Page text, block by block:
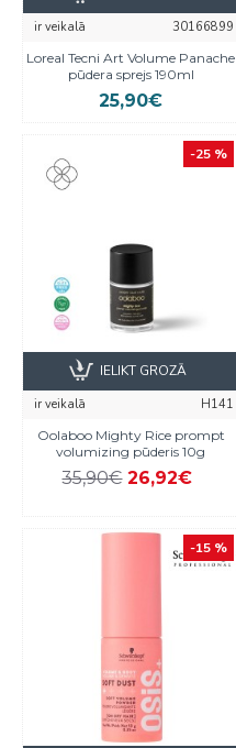
ir veikalā
30166899
Loreal Tecni Art Volume Panache
pūdera sprejs 190ml
25,90€
-25 %
ir veikalā
H141
Oolaboo Mighty Rice prompt
volumizing pūderis 10g
35,90€ 26,92€
IELIKT GROZĀ
-15 %